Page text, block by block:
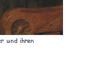
und ihren